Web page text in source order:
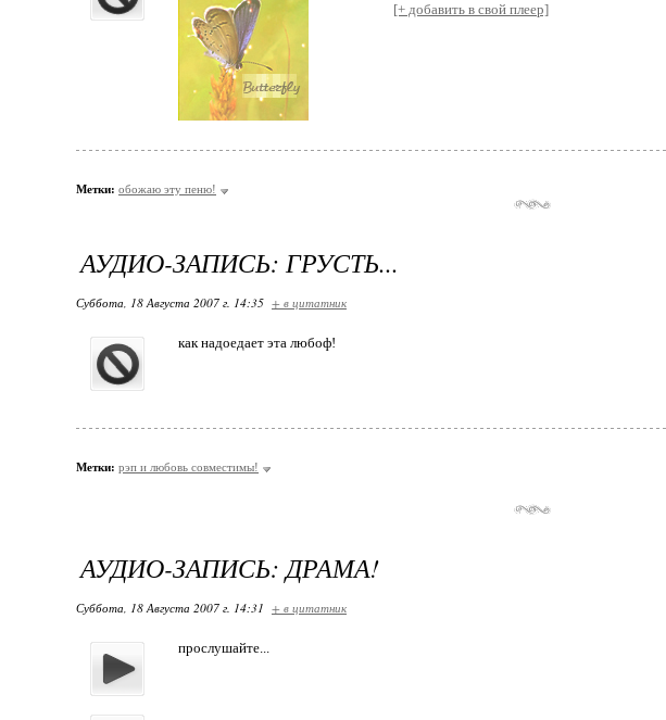
[+ добавить в свой плеер]
Метки: обожаю эту пеню!
АУДИО-ЗАПИСЬ: ГРУСТЬ...
Суббота, 18 Августа 2007 г. 14:35 + в цитатник
как надоедает эта любоф!
Метки: рэп и любовь совместимы!
АУДИО-ЗАПИСЬ: ДРАМА!
Суббота, 18 Августа 2007 г. 14:31 + в цитатник
прослушайте...